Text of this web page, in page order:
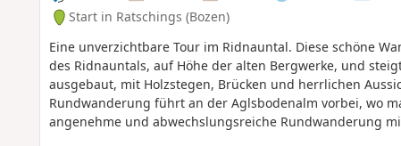
Start in Ratschings (Bozen)
Eine unverzichtbare Tour im Ridnauntal. Diese schöne
des Ridnauntals, auf Höhe der alten Bergwerke, und
ausgebaut, mit Holzstegen, Brücken und herrlichen
Rundwanderung führt an der Aglsbodenalm vorbei, wo
angenehme und abwechslungsreiche Rundwanderung